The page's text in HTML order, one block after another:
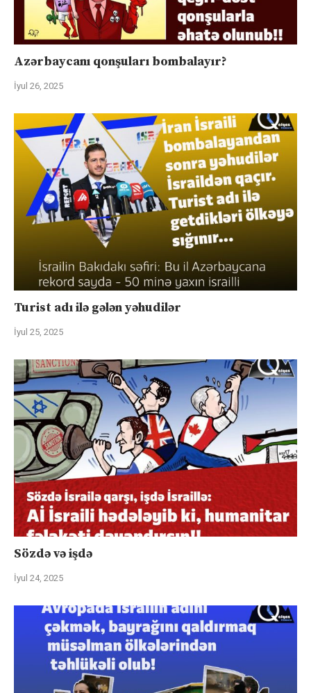
Azərbaycanı qonşuları bombalayır?
İyul 26, 2025
Turist adı ilə gələn yəhudilər
İyul 25, 2025
Sözdə və işdə
İyul 24, 2025